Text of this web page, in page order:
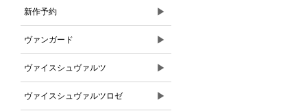
新作予約 ▶
ヴァンガード ▶
ヴァイスシュヴァルツ ▶
ヴァイスシュヴァルツロゼ ▶